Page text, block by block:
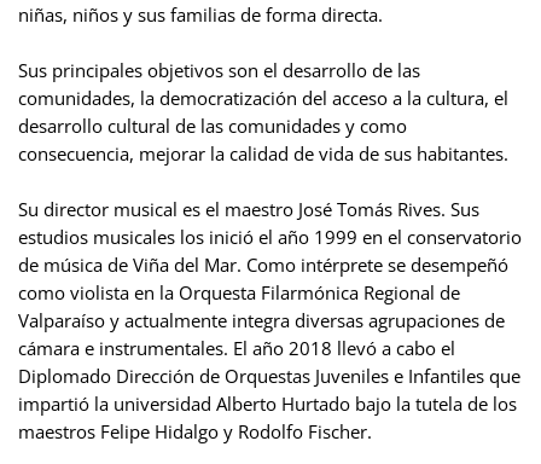
niñas, niños y sus familias de forma directa.
Sus principales objetivos son el desarrollo de las
comunidades, la democratización del acceso a la cultura, el
desarrollo cultural de las comunidades y como
consecuencia, mejorar la calidad de vida de sus habitantes.
Su director musical es el maestro José Tomás Rives. Sus
estudios musicales los inició el año 1999 en el conservatorio
de música de Viña del Mar. Como intérprete se desempeñó
como violista en la Orquesta Filarmónica Regional de
Valparaíso y actualmente integra diversas agrupaciones de
cámara e instrumentales. El año 2018 llevó a cabo el
Diplomado Dirección de Orquestas Juveniles e Infantiles que
impartió la universidad Alberto Hurtado bajo la tutela de los
maestros Felipe Hidalgo y Rodolfo Fischer.